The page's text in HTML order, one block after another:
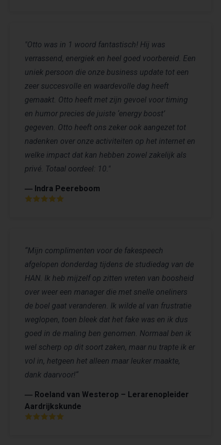
"Otto was in 1 woord fantastisch! Hij was
verrassend, energiek en heel goed voorbereid. Een
uniek persoon die onze business update tot een
zeer succesvolle en waardevolle dag heeft
gemaakt. Otto heeft met zijn gevoel voor timing
en humor precies de juiste ‘energy boost’
gegeven. Otto heeft ons zeker ook aangezet tot
nadenken over onze activiteiten op het internet en
welke impact dat kan hebben zowel zakelijk als
privé. Totaal oordeel: 10."
― Indra Peereboom
“Mijn complimenten voor de fakespeech
afgelopen donderdag tijdens de studiedag van de
HAN. Ik heb mijzelf op zitten vreten van boosheid
over weer een manager die met snelle oneliners
de boel gaat veranderen. Ik wilde al van frustratie
weglopen, toen bleek dat het fake was en ik dus
goed in de maling ben genomen. Normaal ben ik
wel scherp op dit soort zaken, maar nu trapte ik er
vol in, hetgeen het alleen maar leuker maakte,
dank daarvoor!“
― Roeland van Westerop – Lerarenopleider
Aardrijkskunde